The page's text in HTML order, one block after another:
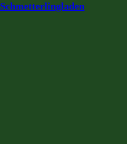
Schmetterlingladen